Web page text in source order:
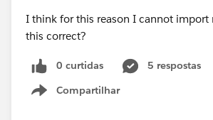
I think for this reason I cannot import
this correct?
0 curtidas
5 respostas
Compartilhar
Show menu